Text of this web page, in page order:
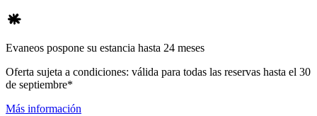
Evaneos pospone su estancia hasta 24 meses
Oferta sujeta a condiciones: válida para todas las reservas hasta el 30
de septiembre*
Más información